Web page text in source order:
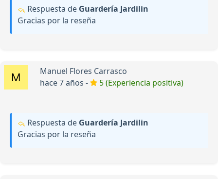
Respuesta de Guardería Jardilin
Gracias por la reseña
Manuel Flores Carrasco
hace 7 años -
5 (Experiencia positiva)
Respuesta de Guardería Jardilin
Gracias por la reseña